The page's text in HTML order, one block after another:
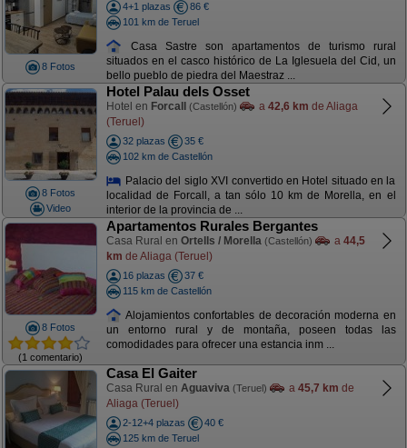
8 Fotos
4+1 plazas
86 €
101 km de Teruel
Casa Sastre son apartamentos de turismo rural
situados en el casco histórico de La Iglesuela del Cid, un
bello pueblo de piedra del Maestraz ...
8 Fotos
Video
Hotel Palau dels Osset
Hotel en Forcall (Castellón) a 42,6 km de Aliaga
(Teruel)
32 plazas
35 €
102 km de Castellón
Palacio del siglo XVI convertido en Hotel situado en la
localidad de Forcall, a tan sólo 10 km de Morella, en el
interior de la provincia de ...
8 Fotos
(1 comentario)
Apartamentos Rurales Bergantes
Casa Rural en Ortells / Morella (Castellón) a 44,5
km de Aliaga (Teruel)
16 plazas
37 €
115 km de Castellón
Alojamientos confortables de decoración moderna en
un entorno rural y de montaña, poseen todas las
comodidades para ofrecer una estancia inm ...
Casa El Gaiter
Casa Rural en Aguaviva (Teruel) a 45,7 km de
Aliaga (Teruel)
2-12+4 plazas
40 €
125 km de Teruel